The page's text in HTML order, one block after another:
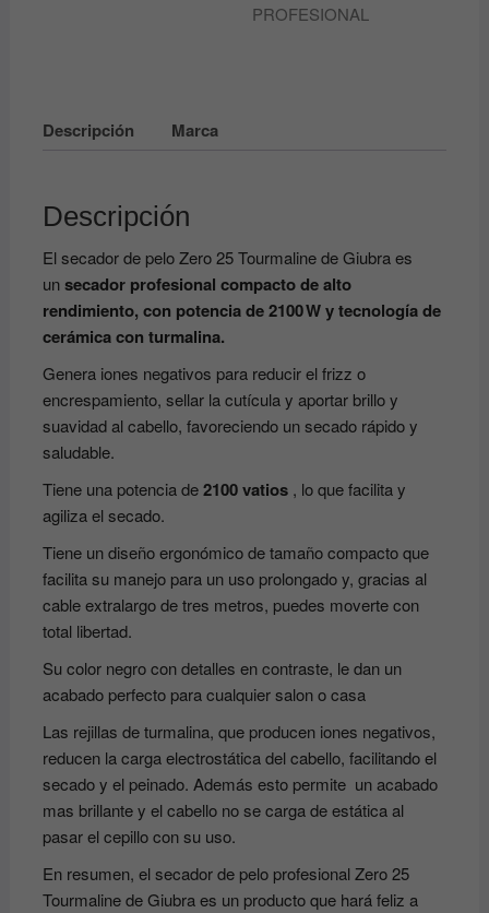
PROFESIONAL
Descripción Marca
Descripción
El secador de pelo Zero 25 Tourmaline de Giubraes
unsecador profesional compacto de alto
rendimiento, con potencia de 2100 W y tecnología de
cerámica con turmalina.
Genera iones negativos para reducir el frizz o
encrespamiento, sellar la cutícula y aportar brillo y
suavidad al cabello, favoreciendo un secado rápido y
saludable.
Tiene una potencia de2100 vatios, lo que facilita y
agiliza el secado.
Tiene un diseño ergonómico de tamaño compacto que
facilita su manejo para un uso prolongado y, gracias al
cable extralargo de tres metros, puedes moverte con
total libertad.
Su color negro con detalles en contraste, le dan un
acabado perfecto para cualquier salon o casa
Las rejillas de turmalina, que producen iones negativos,
reducen la carga electrostática del cabello, facilitando el
secado y el peinado. Además esto permite un acabado
mas brillante y el cabello no se carga de estática al
pasar el cepillo con su uso.
En resumen, el secador de pelo profesional Zero 25
Tourmaline de Giubra es un producto que hará feliz a